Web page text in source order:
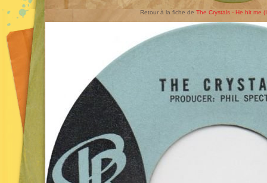
Retour à la fiche de The Crystals - He hit me